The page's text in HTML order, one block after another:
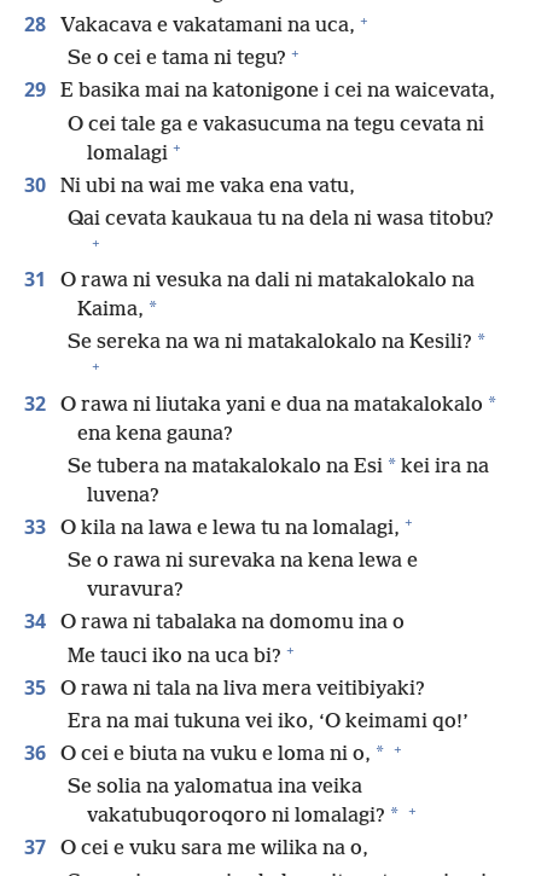
28 Vakacava e vakatamani na uca, +
Se o cei e tama ni tegu? +
29
E basika mai na katonigone i cei na waicevata,
O cei tale ga e vakasucuma na tegu cevata ni
lomalagi +
30
Ni ubi na wai me vaka ena vatu,
Qai cevata kaukaua tu na dela ni wasa titobu?
+
31
O rawa ni vesuka na dali ni matakalokalo na
Kaima, *
Se sereka na wa ni matakalokalo na Kesili? *
+
32 O rawa ni liutaka yani e dua na matakalokalo *
ena kena gauna?
Se tubera na matakalokalo na Esi * kei ira na
luvena?
33 O kila na lawa e lewa tu na lomalagi, +
Se o rawa ni surevaka na kena lewa e
vuravura?
34
O rawa ni tabalaka na domomu ina o
Me tauci iko na uca bi? +
35
O rawa ni tala na liva mera veitibiyaki?
Era na mai tukuna vei iko, ‘O keimami qo!’
36 O cei e biuta na vuku e loma ni o, * +
Se solia na yalomatua ina veika
vakatubuqoroqoro ni lomalagi? * +
37
O cei e vuku sara me wilika na o,